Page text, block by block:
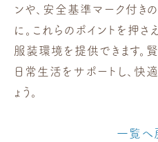
ンや、安全基準マーク付き
に。これらのポイントを押さ
服装環境を提供できます。
日常生活をサポートし、快
ょう。
一覧へ